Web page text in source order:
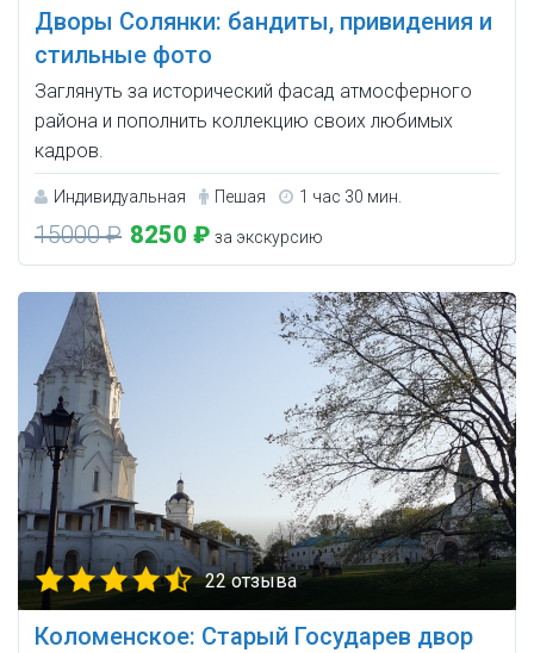
Дворы Солянки: бандиты, привидения и
стильные фото
Заглянуть за исторический фасад атмосферного
района и пополнить коллекцию своих любимых
кадров.
Индивидуальная Пешая 1 час 30 мин.
15000 ₽ 8250 ₽ за экскурсию
22 отзыва
Коломенское: Старый Государев двор